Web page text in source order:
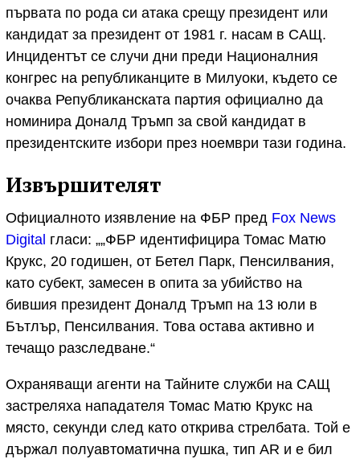
първата по рода си атака срещу президент или
кандидат за президент от 1981 г. насам в САЩ.
Инцидентът се случи дни преди Националния
конгрес на републиканците в Милуоки, където се
очаква Републиканската партия официално да
номинира Доналд Тръмп за свой кандидат в
президентските избори през ноември тази година.
Извършителят
Официалното изявление на ФБР пред Fox News
Digital гласи: „„ФБР идентифицира Томас Матю
Крукс, 20 годишен, от Бетел Парк, Пенсилвания,
като субект, замесен в опита за убийство на
бившия президент Доналд Тръмп на 13 юли в
Бътлър, Пенсилвания. Това остава активно и
течащо разследване.“
Охраняващи агенти на Тайните служби на САЩ
застреляха нападателя Томас Матю Крукс на
място, секунди след като открива стрелбата. Той е
държал полуавтоматична пушка, тип AR и е бил